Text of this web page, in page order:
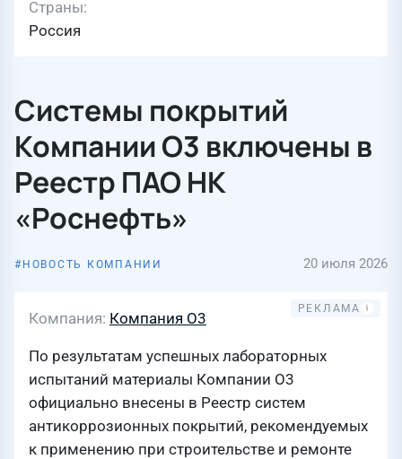
Страны
Россия
Системы покрытий
Компании О3 включены в
Реестр ПАО НК
«Роснефть»
НОВОСТЬ КОМПАНИИ 20 июля 2026
Компания Компания О3
По результатам успешных лабораторных
испытаний материалы Компании О3
официально внесены в Реестр систем
антикоррозионных покрытий, рекомендуемых
к применению при строительстве и ремонте